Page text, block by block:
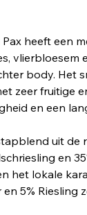
heeft een
vlierbloesem
body. Het
zeer fruitige
en een
uit de
en
het lokale
5% Riesling